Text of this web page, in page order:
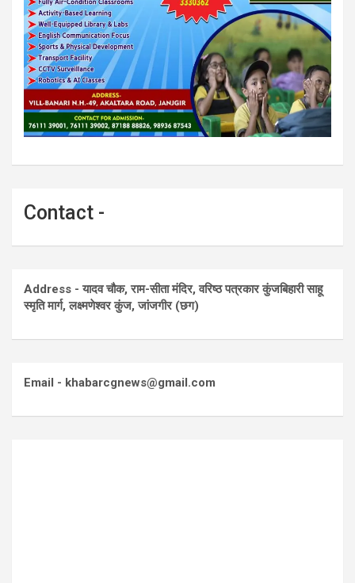
Contact -
Address - यादव चौक, राम-सीता मंदिर, वरिष्ठ पत्रकार कुंजबिहारी साहू
स्मृति मार्ग, लक्ष्मणेश्वर कुंज, जांजगीर (छग)
Email - khabarcgnews@gmail.com